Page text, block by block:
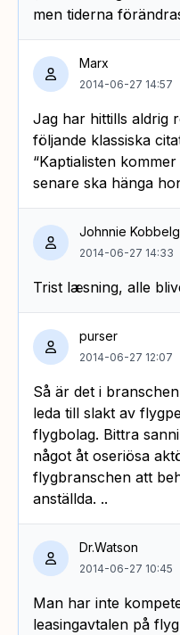
men tiderna
Marx
2014-06-27 14:57
Jag har hittills aldrig
följande klassiska
“Kaptialisten
senare ska hänga
Johnnie
2014-06-27 14:33
Trist læsning, alle
purser
2014-06-27 12:07
Så är det i
leda till slakt av
flygbolag. Bittra
något åt oseriösa
flygbranschen att
anställda. ..
Dr.Watson
2014-06-27 10:45
Man har inte
leasingavtalen på